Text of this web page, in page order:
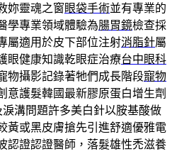
妳靈魂之窗眼袋手術並有專業的
學專業領域體驗為腸胃鏡檢查採
屬適用於皮下部位注射消脂針屬
眼健康知識乾眼症治療台中眼科
物攝影記錄著牠們成長階段寵物
意護髮韓國最新膠原蛋白增生劑
溝問題許多美白針以胺基酸做
黃或黑皮膚搶先引進舒適優雅電
認證認證醫師，落髮雄性禿滋養